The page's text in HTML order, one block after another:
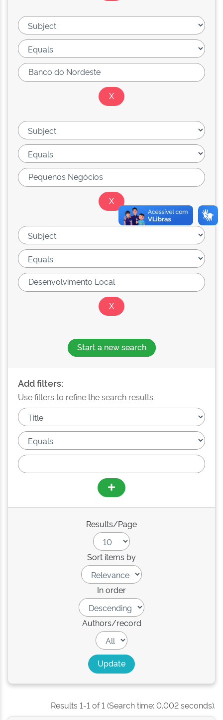
Start a new search
Add filters:
Use filters to refine the search results.
Results/Page
Sort items by
In order
Authors/record
Results 1-1 of 1 (Search time: 0.002 seconds).